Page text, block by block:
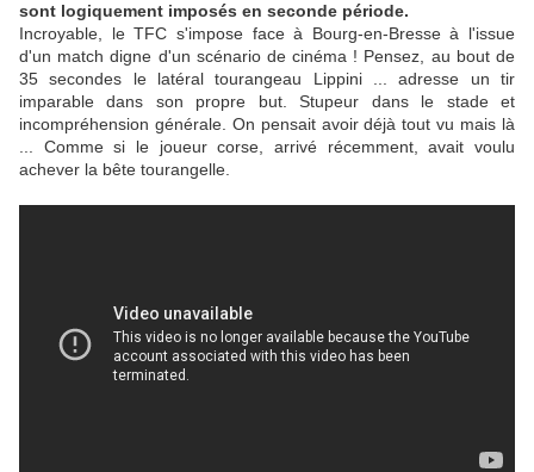
sont logiquement imposés en seconde période.
Incroyable, le TFC s'impose face à Bourg-en-Bresse à l'issue
d'un match digne d'un scénario de cinéma ! Pensez, au bout de
35 secondes le latéral tourangeau Lippini ... adresse un tir
imparable dans son propre but. Stupeur dans le stade et
incompréhension générale. On pensait avoir déjà tout vu mais là
... Comme si le joueur corse, arrivé récemment, avait voulu
achever la bête tourangelle.